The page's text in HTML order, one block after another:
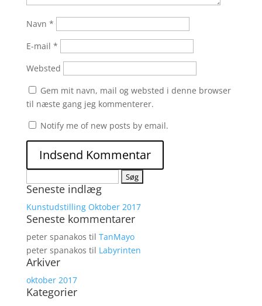
Navn *
E-mail *
Websted
Gem mit navn, mail og websted i denne browser
til næste gang jeg kommenterer.
Notify me of new posts by email.
efter:
Seneste indlæg
Kunstudstilling Oktober 2017
Seneste kommentarer
peter spanakos til TanMayo
peter spanakos til Labyrinten
Arkiver
oktober 2017
Kategorier